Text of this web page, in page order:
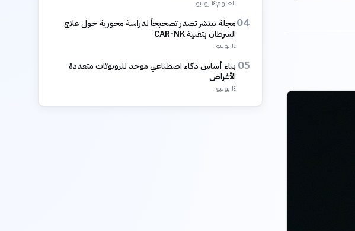
العلوم·١٤ يوليو
04مجلة نيتشر تصدر تصحيحاً لدراسة محورية حول علاج
السرطان بتقنية CAR-NK
١٤ يوليو
05 بناء أساس ذكاء اصطناعي موحد للروبوتات متعددة
الأغراض
١٤ يوليو